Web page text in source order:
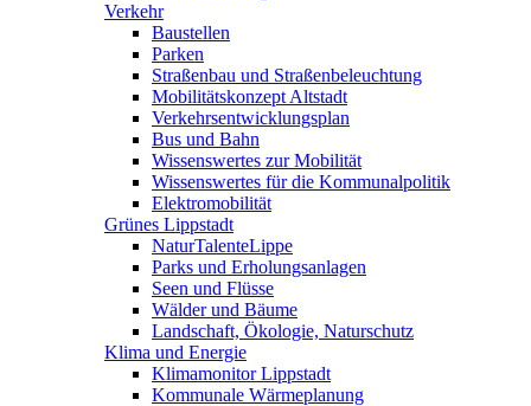
Verkehr
Baustellen
Parken
Straßenbau und Straßenbeleuchtung
Mobilitätskonzept Altstadt
Verkehrsentwicklungsplan
Bus und Bahn
Wissenswertes zur Mobilität
Wissenswertes für die Kommunalpolitik
Elektromobilität
Grünes Lippstadt
NaturTalenteLippe
Parks und Erholungsanlagen
Seen und Flüsse
Wälder und Bäume
Landschaft, Ökologie, Naturschutz
Klima und Energie
Klimamonitor Lippstadt
Kommunale Wärmeplanung